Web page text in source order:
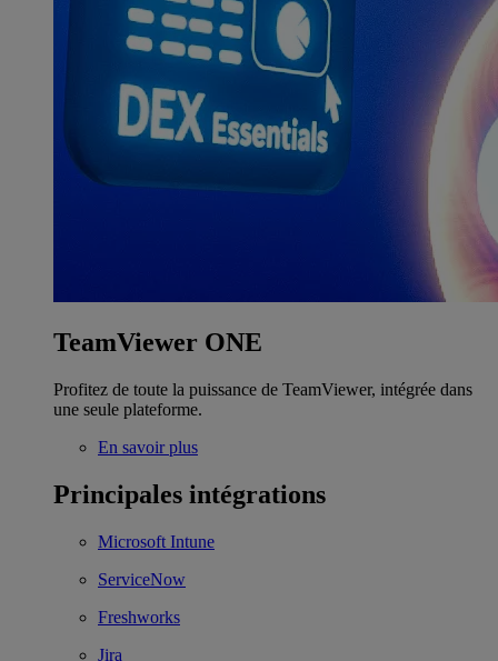
TeamViewer ONE
Profitez de toute la puissance de TeamViewer, intégrée dans
une seule plateforme.
En savoir plus
Principales intégrations
Microsoft Intune
ServiceNow
Freshworks
Jira